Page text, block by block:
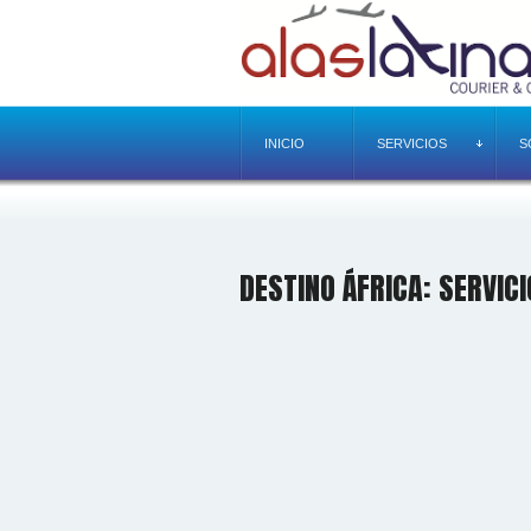
INICIO SERVICIOS
DESTINO ÁFRICA: